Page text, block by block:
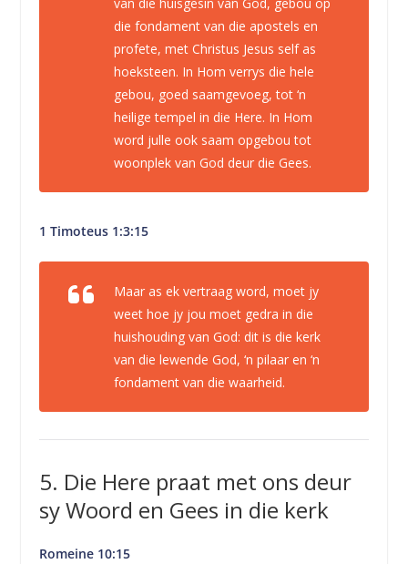
van die huisgesin van God, gebou op
die fondament van die apostels en
profete, met Christus Jesus self as
hoeksteen. In Hom verrys die hele
gebou, goed saamgevoeg, tot ‘n
heilige tempel in die Here. In Hom
word julle ook saam opgebou tot
woonplek van God deur die Gees.
1 Timoteus 1:3:15
Maar as ek vertraag word, moet jy
weet hoe jy jou moet gedra in die
huishouding van God: dit is die kerk
van die lewende God, ‘n pilaar en ‘n
fondament van die waarheid.
5. Die Here praat met ons deur
sy Woord en Gees in die kerk
Romeine 10:15